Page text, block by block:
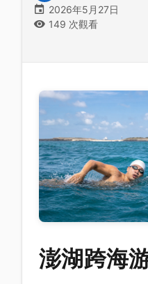
2026年5月27日
149 次觀看
澎湖跨海